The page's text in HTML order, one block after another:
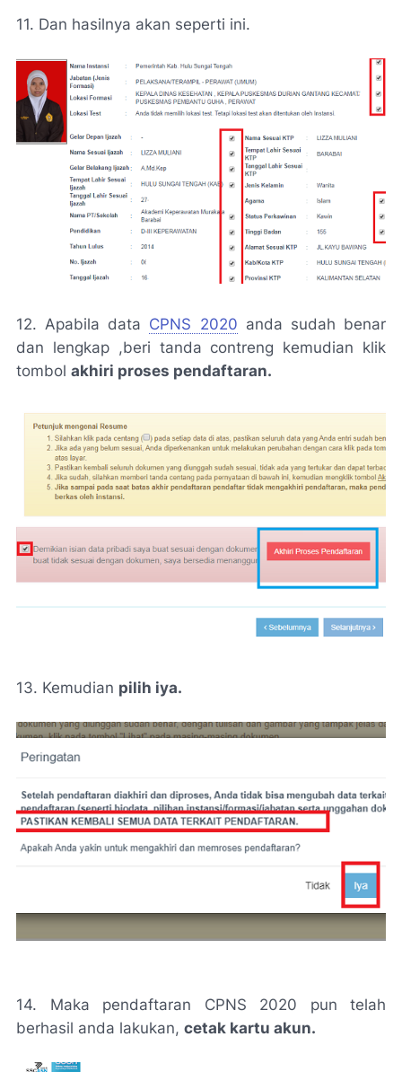
11. Dan hasilnya akan seperti ini.
12. Apabila data CPNS 2020 anda sudah benar
dan lengkap ,beri tanda contreng kemudian klik
tombol akhiri proses pendaftaran.
13. Kemudian pilih iya.
14. Maka pendaftaran CPNS 2020 pun telah
berhasil anda lakukan, cetak kartu akun.